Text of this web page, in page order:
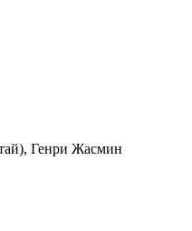
Генри Жасмин